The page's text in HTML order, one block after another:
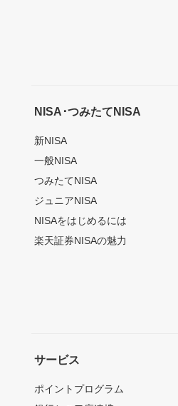
NISA･つみたてNISA
新NISA
一般NISA
つみたてNISA
ジュニアNISA
NISAをはじめるには
楽天証券NISAの魅力
サービス
ポイントプログラム